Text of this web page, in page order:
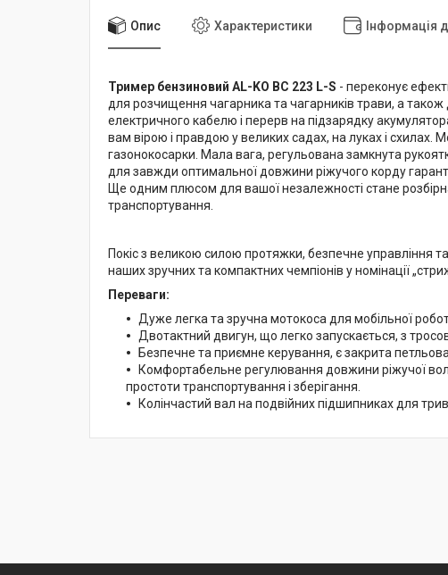
Опис Характеристики Інформація
Тример бензиновий AL-KO BC 223 L-S - переконує
для розчищення чагарника та чагарників трави, а
електричного кабелю і перерв на підзарядку
вам вірою і правдою у великих садах, на луках і
газонокосарки. Мала вага, регульована замкнута
для завжди оптимальної довжини ріжучого корду
Ще одним плюсом для вашої незалежності стане
транспортування.
Покіс з великою силою протяжки, безпечне управління
наших зручних та компактних чемпіонів у номінації
Переваги:
Дуже легка та зручна мотокоса для мобільної
Двотактний двигун, що легко запускається, з
Безпечне та приємне керування, є закрита
Комфортабельне регулювання довжини ріжучої
простоти транспортування і зберігання.
Колінчастий вал на подвійних підшипниках для